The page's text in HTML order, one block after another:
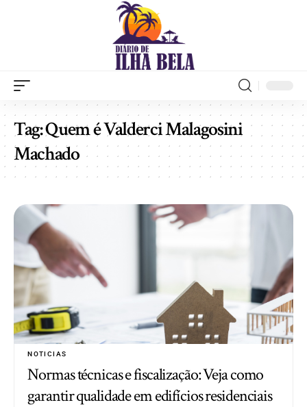
Tag:Quem é Valderci Malagosini
Machado
NOTICIAS
Normas técnicas e fiscalização: Veja como
garantir qualidade em edifícios residenciais